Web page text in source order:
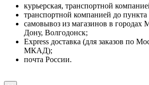
курьерская, транспортной
транспортной компанией до
самовывоз из магазинов в городах
Дону, Волгодонск;
Express доставка (для заказов по
МКАД);
почта России.